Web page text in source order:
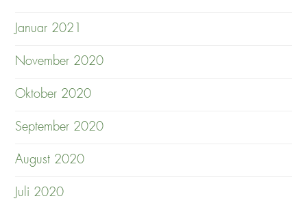
Januar 2021
November 2020
Oktober 2020
September 2020
August 2020
Juli 2020